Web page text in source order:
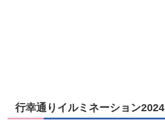
行幸通りイルミネーション2024